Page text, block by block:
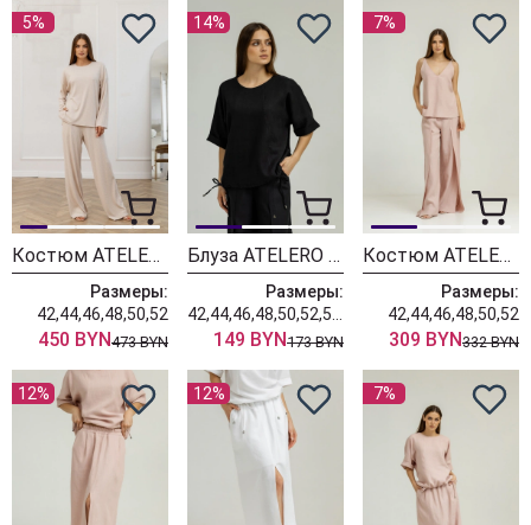
5%
Костюм ATELERO 1108
Размеры:
42,44,46,48,50,52
450 BYN473 BYN
14%
Блуза ATELERO 1099 черный
Размеры:
149 BYN173 BYN
7%
Костюм ATELERO 1107 пудра
Размеры:
42,44,46,48,50,52
309 BYN332 BYN
12% 12% 7%